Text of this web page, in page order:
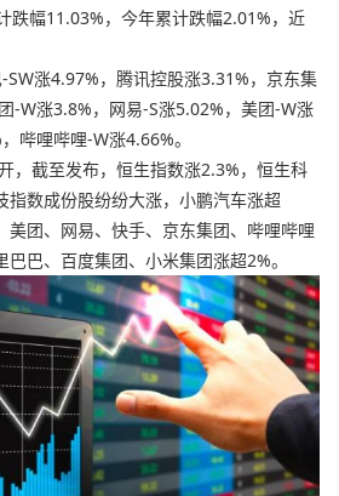
跌幅11.03%，今年累计跌幅2.01%，近
涨4.97%，腾讯控股涨3.31%，京东集
-W涨3.8%，网易-S涨5.02%，美团-W涨
哔哩哔哩-W涨4.66%。
，截至发布，恒生指数涨2.3%，恒生科
指数成份股纷纷大涨，小鹏汽车涨超
美团、网易、快手、京东集团、哔哩哔哩
巴、百度集团、小米集团涨超2%。